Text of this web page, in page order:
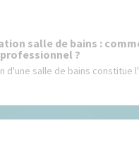
salle de bains :
?
d'une salle de bains constitue